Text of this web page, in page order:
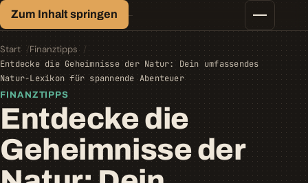
Zum Inhalt springen
Finanz-Lexikon
Geld, einfach erklärt.
Finanztipps
Kredite
Geld-/Vermögensanlage
Krypto
Steuern
Start Finanztipps
Entdecke die Geheimnisse der Natur: Dein umfassendes
Natur-Lexikon für spannende Abenteuer
FINANZTIPPS
Entdecke die
Geheimnisse der